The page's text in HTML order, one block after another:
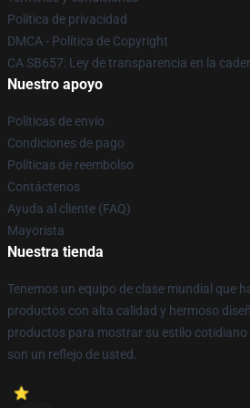
Política de privacidad
DMCA - Política de Copyright
CA SB657: Ley de transparencia en la
Nuestro apoyo
Políticas de envío
Condiciones de pago
Políticas de reembolso
Contáctenos
Ayuda al cliente (FAQ)
Mayorista
Nuestra tienda
Tenemos un equipo de clase mundial que
productos con alta calidad y hermoso
productos para mostrar su estilo cotidiano
son un reflejo de usted.